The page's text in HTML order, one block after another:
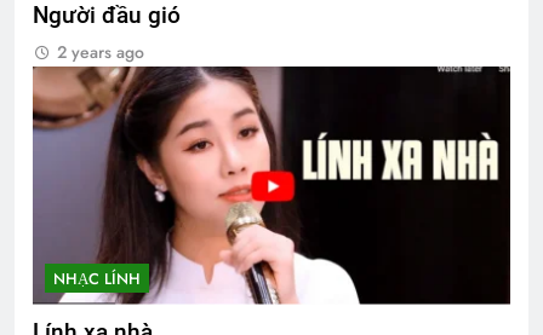
Người đầu gió
2 years ago
NHẠC LÍNH